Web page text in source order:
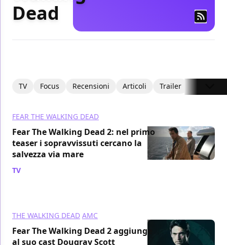
Dead
TV Focus Recensioni Articoli Trailer
FEAR THE WALKING DEAD
Fear The Walking Dead 2: nel primo
teaser i sopravvissuti cercano la
salvezza via mare
TV
THE WALKING DEAD AMC
Fear The Walking Dead 2 aggiunge
al suo cast Dougray Scott